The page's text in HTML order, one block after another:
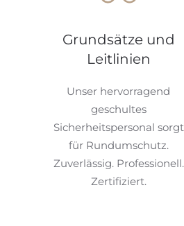
Grundsätze und
Leitlinien
Unser hervorragend
geschultes
Sicherheitspersonal sorgt
für Rundumschutz.
Zuverlässig. Professionell.
Zertifiziert.